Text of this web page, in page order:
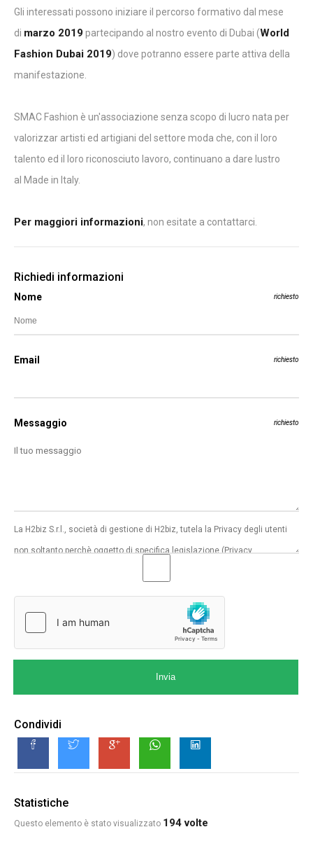
Gli interessati possono iniziare il percorso formativo dal mese
di marzo 2019 partecipando al nostro evento di Dubai (World
Fashion Dubai 2019) dove potranno essere parte attiva della
manifestazione.
SMAC Fashion è un'associazione senza scopo di lucro nata per
valorizzar artisti ed artigiani del settore moda che, con il loro
talento ed il loro riconosciuto lavoro, continuano a dare lustro
al Made in Italy.
Per maggiori informazioni, non esitate a contattarci.
Richiedi informazioni
Nome richiesto
Email richiesto
Messaggio richiesto
Invia
Condividi
Statistiche
Questo elemento è stato visualizzato 194 volte